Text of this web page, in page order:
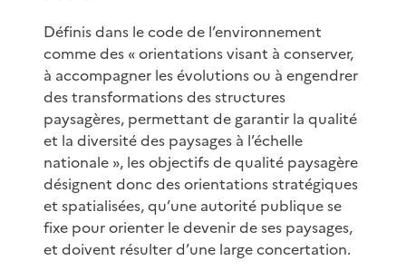
Définis dans le code de l’environnement
comme des « orientations visant à conserver,
à accompagner les évolutions ou à engendrer
des transformations des structures
paysagères, permettant de garantir la qualité
et la diversité des paysages à l’échelle
nationale », les objectifs de qualité paysagère
désignent donc des orientations stratégiques
et spatialisées, qu’une autorité publique se
fixe pour orienter le devenir de ses paysages,
et doivent résulter d’une large concertation.